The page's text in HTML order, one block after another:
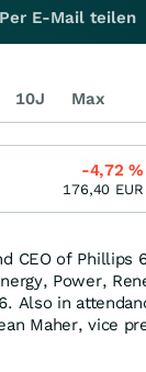
CEO of
Power,
Also in
Maher, vice
Per E-Mail teilen
10J Max
-4,72%
176,40 EUR